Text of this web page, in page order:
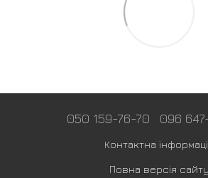
050 159-76-70 096
Контактна
Повна версія сайту